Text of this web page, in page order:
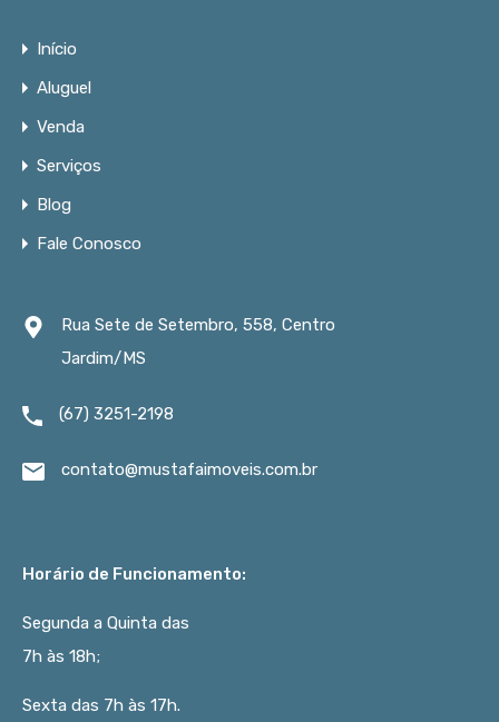
Início
Aluguel
Venda
Serviços
Blog
Fale Conosco
Rua Sete de Setembro, 558, Centro
Jardim/MS
(67) 3251-2198
contato@mustafaimoveis.com.br
Horário de Funcionamento:
Segunda a Quinta das
7h às 18h;
Sexta das 7h às 17h.